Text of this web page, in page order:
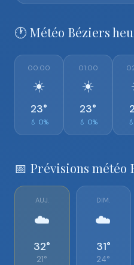
🕐 Météo Béziers
00:00
☀️
23°
💧 0%
01:00
☀️
23°
💧 0%
📅 Prévisions météo
AUJ.
☁️
32°
21°
DIM.
☁️
31°
24°